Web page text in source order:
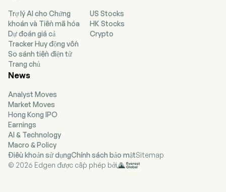
engaged in the provision of solar energy related
services.
Trợ lý AI cho Chứng
khoán và Tiền mã hóa
Dự đoán giá cả
Tracker Huy động vốn
So sánh tiền điện tử
Trang chủ
US Stocks
HK Stocks
Crypto
News
Analyst Moves
Market Moves
Hong Kong IPO
Earnings
AI & Technology
Macro & Policy
Điều khoản sử dụngChính sách bảo mậtSitemap
© 2026 Edgen được cấp phép bởi